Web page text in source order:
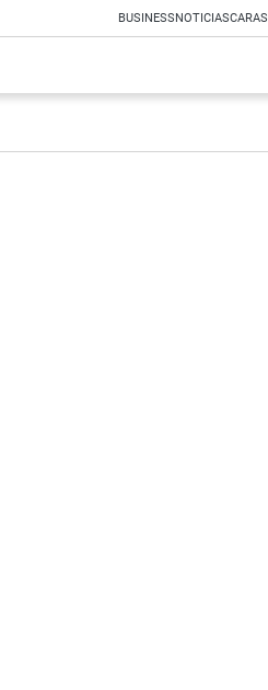
BUSINESSNOTICIASCARAS